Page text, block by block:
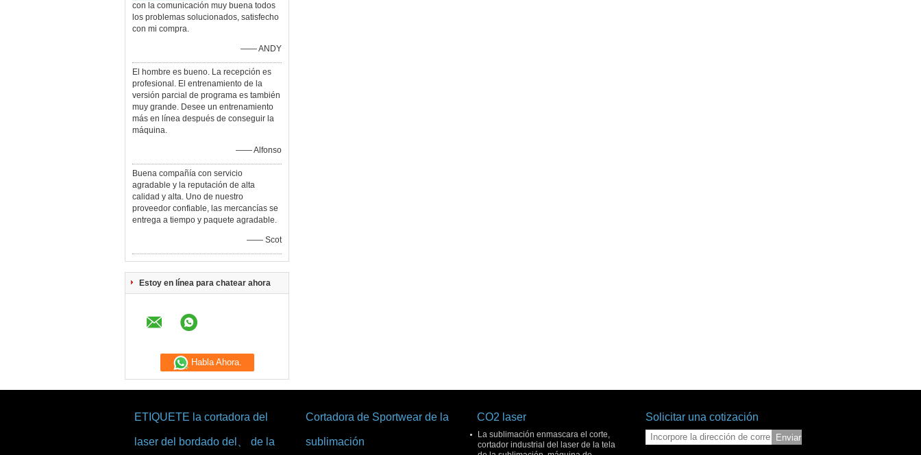
con la comunicación muy buena todos
los problemas solucionados, satisfecho
con mi compra.
—— ANDY
El hombre es bueno. La recepción es
profesional. El entrenamiento de la
versión parcial de programa es también
muy grande. Desee un entrenamiento
más en línea después de conseguir la
máquina.
—— Alfonso
Buena compañía con servicio
agradable y la reputación de alta
calidad y alta. Uno de nuestro
proveedor confiable, las mercancías se
entrega a tiempo y paquete agradable.
—— Scot
Estoy en línea para chatear ahora
Habla Ahora.
ETIQUETE la cortadora del
laser del bordado del、 de la
Cortadora de Sportwear de la
sublimación
CO2 laser
La sublimación enmascara el corte,
cortador industrial del laser de la tela
Solicitar una cotización
Enviar